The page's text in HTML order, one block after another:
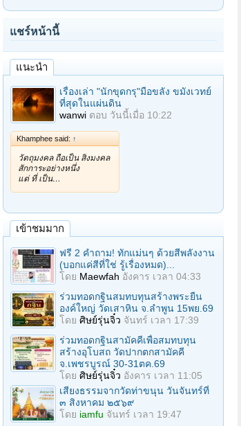
แชร์หน้านี้
แนะนำ
เรื่องเล่า "นักขุดกรุ"มือขลัง ขมังเวทย์
ที่สุดในแผ่นดิน
wanwi ตอบ วันนี้เมื่อ 10:22
Khamphee said: ↑
วัตถุมงคล ถือเป็น สิ่งมงคล
สักการะอย่างหนึ่ง
แต่ ที่ เป็น…
เข้าชมมาก
ฟรี 2 คำถาม! ทักแม่นๆ ด้วยสีพลังงาน
(บอกแค่สีที่ใช่ รู้เรื่องหมด)...
โดย Maewfah อังคาร เวลา 04:33
ร่วมทอดกฐินสมทบทุนสร้างพระยืน
องค์ใหญ่ วัดเสาหิน จ.ลําพูน 15พย.69
โดย ศิษย์รุ่นจิ๋ว จันทร์ เวลา 17:39
ร่วมทอดกฐินสามัคคีเพื่อสมทบทุน
สร้างอุโบสถ วัดปากตกสามัคคี
จ.เพชรบูรณ์ 30-31ตค.69
โดย ศิษย์รุ่นจิ๋ว อังคาร เวลา 11:05
เสียงธรรมจากวัดท่าขนุน วันจันทร์ที่
๓ สิงหาคม ๒๕๖๙
โดย iamfu จันทร์ เวลา 19:47